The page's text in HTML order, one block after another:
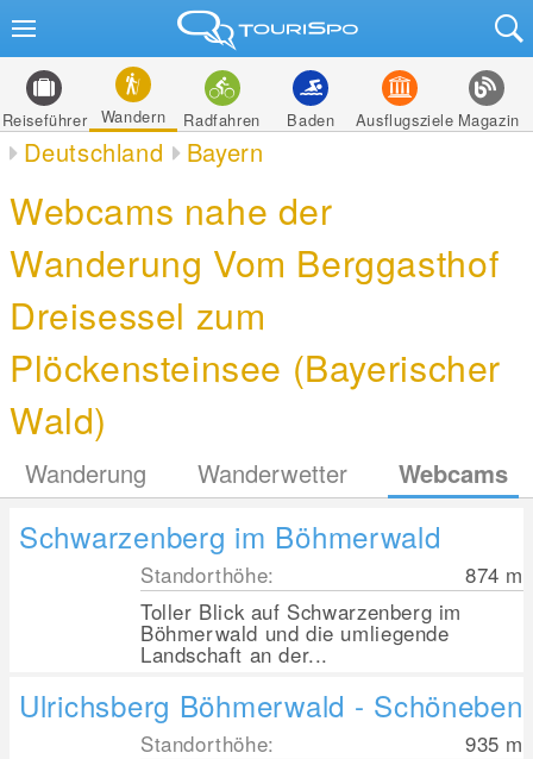
Reiseführer Wandern Radfahren Baden Ausflugsziele Magazin
Deutschland Bayern
Webcams nahe der
Wanderung Vom Berggasthof
Dreisessel zum
Plöckensteinsee (Bayerischer
Wald)
Wanderung Wanderwetter Webcams
Schwarzenberg im Böhmerwald
Standorthöhe: 874 m
Toller Blick auf Schwarzenberg im
Böhmerwald und die umliegende
Landschaft an der...
Ulrichsberg Böhmerwald - Schöneben
Standorthöhe: 935 m